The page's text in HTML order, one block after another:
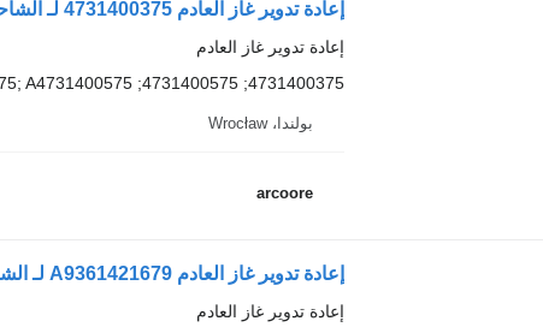
إعادة تدوير غاز العادم 4731400375 لـ الشاحنات Mercedes-Benz Arocs,Actros MP4
إعادة تدوير غاز العادم
4731400375; 4731400575; A4731400375; A4731400575;
بولندا، Wrocław
arcoore
إعادة تدوير غاز العادم A9361421679 لـ الشاحنات Mercedes-Benz Actros
إعادة تدوير غاز العادم